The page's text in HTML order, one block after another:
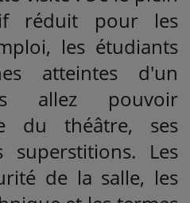
réduit pour les
les étudiants
atteintes d'un
allez pouvoir
du théâtre, ses
Les
de la salle, les